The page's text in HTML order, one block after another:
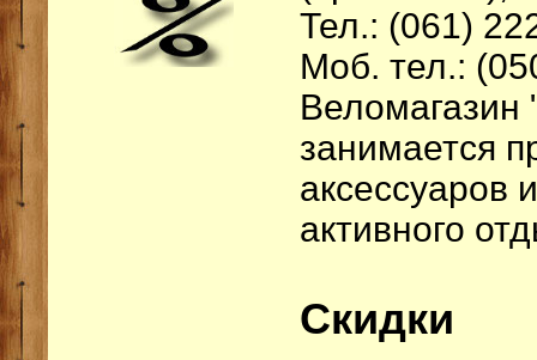
Тел.: (061)
Моб. тел.:
занимается
аксессуаров
активного
Скидки